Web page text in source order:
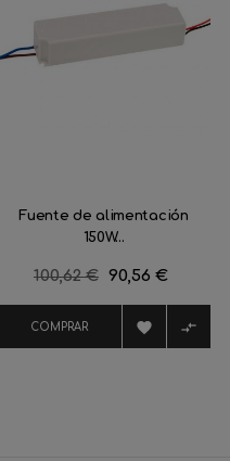
Fuente de alimentación
150W...
Precio
100,62 € Precio
90,56 €
COMPRAR  